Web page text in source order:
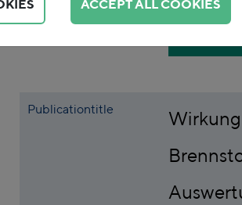
Publicationtitle
ACCEPT ALL COOKIES